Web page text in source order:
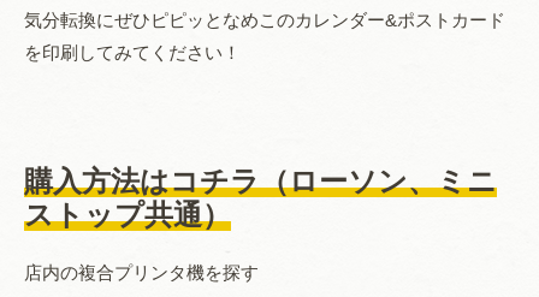
気分転換にぜひピピッとなめこのカレンダー&ポストカード
を印刷してみてください！
購入方法はコチラ（ローソン、ミニ
ストップ共通）
店内の複合プリンタ機を探す